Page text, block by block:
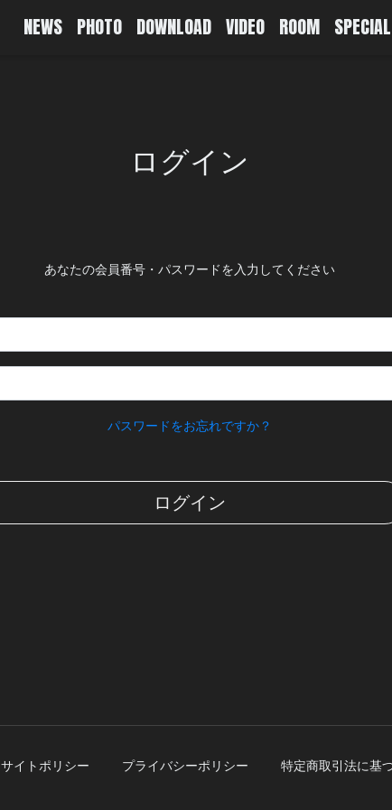
NEWS PHOTO DOWNLOAD VIDEO ROOM SPECIAL
ログイン
あなたの会員番号・パスワードを入力してください
パスワードをお忘れですか？
ログイン
サイトポリシー プライバシーポリシー 特定商取引法に基